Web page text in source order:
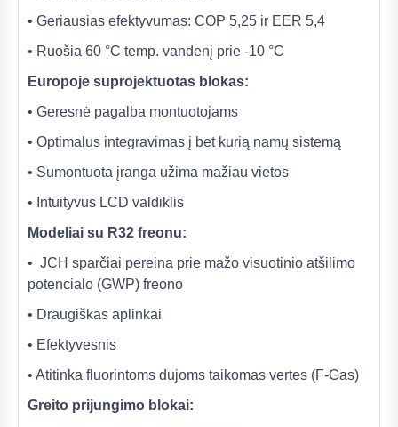
• Geriausias efektyvumas: COP 5,25 ir EER 5,4
• Ruošia 60 °C temp. vandenį prie -10 °C
Europoje suprojektuotas blokas:
• Geresnė pagalba montuotojams
• Optimalus integravimas į bet kurią namų sistemą
• Sumontuota įranga užima mažiau vietos
• Intuityvus LCD valdiklis
Modeliai su R32 freonu:
• JCH sparčiai pereina prie mažo visuotinio atšilimo
potencialo (GWP) freono
• Draugiškas aplinkai
• Efektyvesnis
• Atitinka fluorintoms dujoms taikomas vertes (F-Gas)
Greito prijungimo blokai: